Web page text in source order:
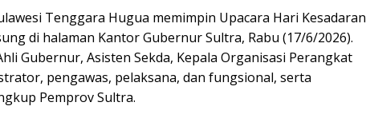
Tenggara Hugua memimpin Upacara Hari Kesadaran
di halaman Kantor Gubernur Sultra, Rabu (17/6/2026).
Gubernur, Asisten Sekda, Kepala Organisasi Perangkat
pengawas, pelaksana, dan fungsional, serta
Pemprov Sultra.